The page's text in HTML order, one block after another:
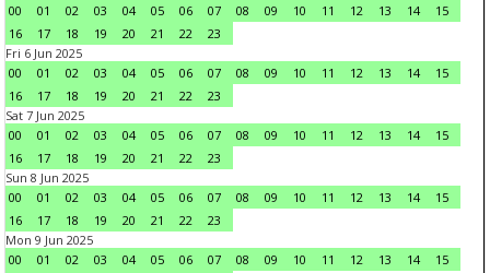
00
01 02 03 04 05 06 07 08 09 10 11 12 13 14
15
16
17 18 19 20 21 22
23
Fri 6 Jun 2025
00
01 02 03 04 05 06 07 08 09 10 11 12 13 14
15
16
17 18 19 20 21 22
23
Sat 7 Jun 2025
00
01 02 03 04 05 06 07 08 09 10 11 12 13 14
15
16
17 18 19 20 21 22
23
Sun 8 Jun 2025
00
01 02 03 04 05 06 07 08 09 10 11 12 13 14
15
16
17 18 19 20 21 22
23
Mon 9 Jun 2025
00
01 02 03 04 05 06 07 08 09 10 11 12 13 14
15